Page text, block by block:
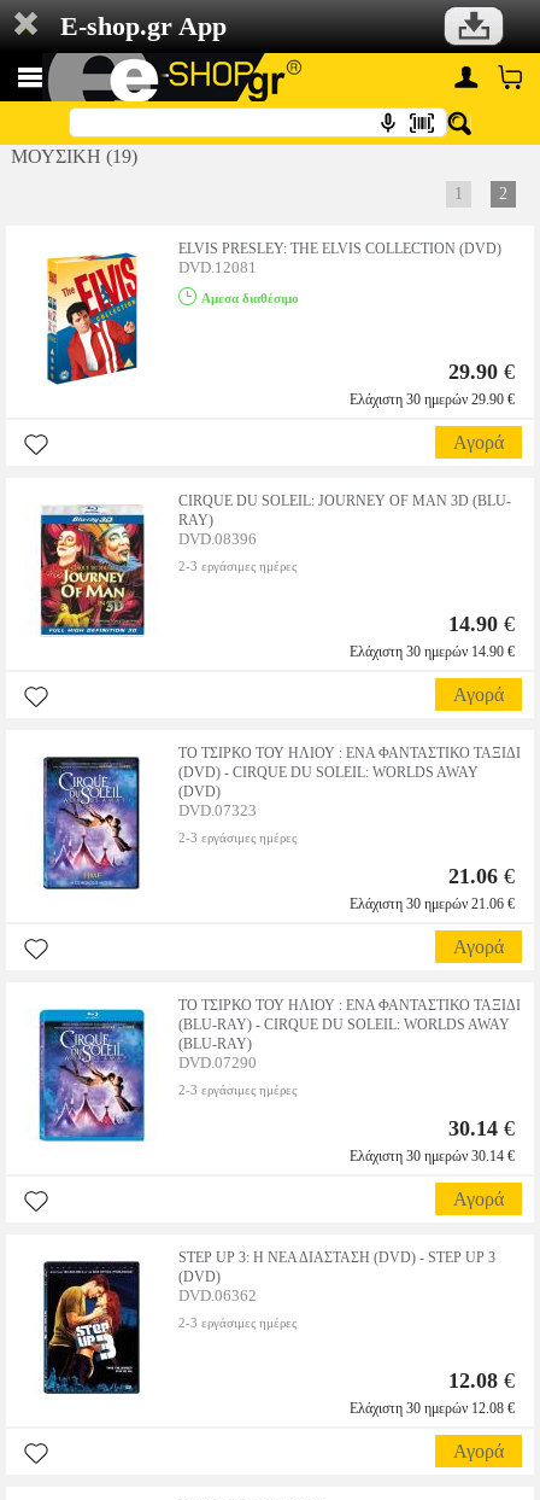
E-shop.gr App
ΜΟΥΣΙΚΗ (19)
1 2
ELVIS PRESLEY: THE ELVIS COLLECTION (DVD)
DVD.12081
Αμεσα διαθέσιμο
29.90 €
Ελάχιστη 30 ημερών 29.90 €
Αγορά
CIRQUE DU SOLEIL: JOURNEY OF MAN 3D (BLU-
RAY)
DVD.08396
2-3 εργάσιμες ημέρες
14.90 €
Ελάχιστη 30 ημερών 14.90 €
Αγορά
ΤΟ ΤΣΙΡΚΟ ΤΟΥ ΗΛΙΟΥ : ΕΝΑ ΦΑΝΤΑΣΤΙΚΟ ΤΑΞΙΔΙ
(DVD) - CIRQUE DU SOLEIL: WORLDS AWAY
(DVD)
DVD.07323
2-3 εργάσιμες ημέρες
21.06 €
Ελάχιστη 30 ημερών 21.06 €
Αγορά
ΤΟ ΤΣΙΡΚΟ ΤΟΥ ΗΛΙΟΥ : ΕΝΑ ΦΑΝΤΑΣΤΙΚΟ ΤΑΞΙΔΙ
(BLU-RAY) - CIRQUE DU SOLEIL: WORLDS AWAY
(BLU-RAY)
DVD.07290
2-3 εργάσιμες ημέρες
30.14 €
Ελάχιστη 30 ημερών 30.14 €
Αγορά
STEP UP 3: Η ΝΕΑ ΔΙΑΣΤΑΣΗ (DVD) - STEP UP 3
(DVD)
DVD.06362
2-3 εργάσιμες ημέρες
12.08 €
Ελάχιστη 30 ημερών 12.08 €
Αγορά